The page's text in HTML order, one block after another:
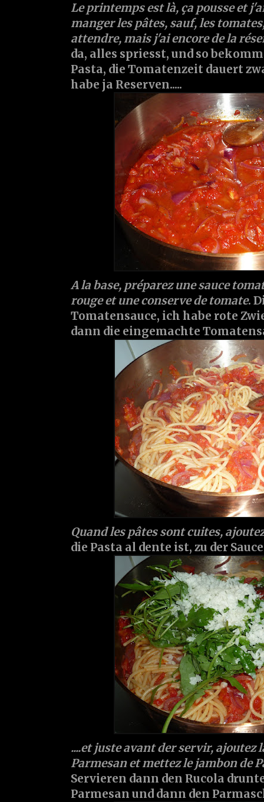
Le printemps est là, ça pousse et
manger les pâtes, sauf, les
attendre, mais j'ai encore de la
da, alles spriesst, und so
Pasta, die Tomatenzeit dauert
habe ja Reserven.....
A la base, préparez une sauce
rouge et une conserve de tomate.
Tomatensauce, ich habe rote
dann die eingemachte
Quand les pâtes sont cuites,
die Pasta al dente ist, zu der
....et juste avant der servir, ajoutez
Parmesan et mettez le jambon de
Servieren dann den Rucola
Parmesan und dann den